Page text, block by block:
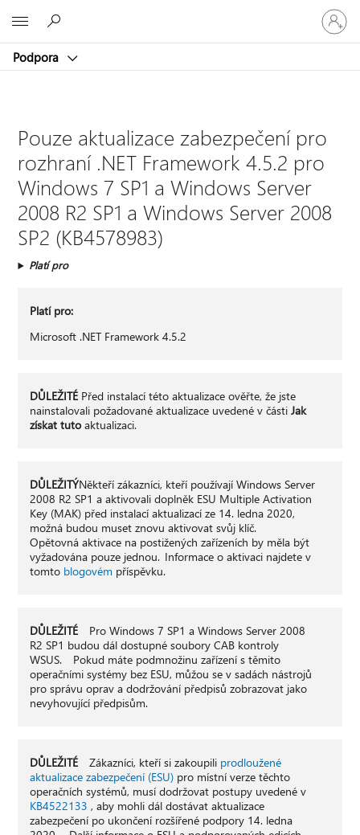
Podpora
Přihlaste
se
ke
účtu
Pouze aktualizace zabezpečení pro
rozhraní .NET Framework 4.5.2 pro
Windows 7 SP1 a Windows Server
2008 R2 SP1 a Windows Server 2008
SP2 (KB4578983)
Platí pro
Platí pro:
Microsoft .NET Framework 4.5.2
DŮLEŽITÉPřed instalací této aktualizace ověřte, že jste
nainstalovali požadované aktualizace uvedené v části Jak
získat tutoaktualizaci.
DŮLEŽITÝNěkteří zákazníci, kteří používají Windows Server
2008 R2 SP1 a aktivovali doplněk ESU Multiple Activation
Key (MAK) před instalací aktualizací ze 14. ledna 2020,
možná budou muset znovu aktivovat svůj klíč.
Opětovná aktivace na postižených zařízeních by měla být
vyžadována pouze jednou. Informace o aktivaci najdete v
tomto blogovém příspěvku.
DŮLEŽITÉPro Windows 7 SP1 a Windows Server 2008
R2 SP1 budou dál dostupné soubory CAB kontroly
WSUS. Pokud máte podmnožinu zařízení s těmito
operačními systémy bez ESU, můžou se v sadách nástrojů
pro správu oprav a dodržování předpisů zobrazovat jako
nevyhovující předpisům.
DŮLEŽITÉZákazníci, kteří si zakoupili prodloužené
aktualizace zabezpečení (ESU)pro místní verze těchto
operačních systémů, musí dodržovat postupy uvedené v
KB4522133 , aby mohli dál dostávat aktualizace
zabezpečení po ukončení rozšířené podpory 14. ledna